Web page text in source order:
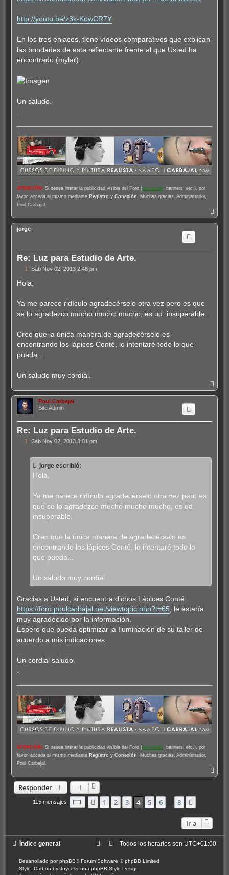
http://youtu.be/z3k-KowCR7Y
En los tres enlaces, tiene vídeos comparativos que explican
las bondades de este reflectante frente al que Usted ha
encontrado (mylar).
Un saludo.
.
ATENCIÓN : Si desea limitar la publicidad visible del Foro (hot-words , banners, etc.), por
favor, acceda al mismo mediante Registro y Conexión . Muchas gracias. Administrador,
Poul Carbajal.
r
r
jorge
Re: Luz para Estudio de Arte.
M
n
j
e
Sab Nov 02, 2013 2:48 pm
Hola,
Ya me parece ridículo agradecérselo otra vez pero es que
se lo agradezco mucho mucho mucho, es ud. insuperable.
Creo que la única manera de agradecérselo es
encontrando los lápices Conté, lo intentaré todo lo que
pueda...
Un saludo muy cordial.
r
r
Poul Carbajal
Site Admin
Re: Luz para Estudio de Arte.
M
s
Sab Nov 02, 2013 3:01 pm
jorge escribió:
Hola,
Ya me parece ridículo agradecérselo otra vez pero es
que se lo agradezco mucho mucho mucho, es ud.
insuperable.
Creo que la única manera de agradecérselo es
encontrando los lápices Conté, lo intentaré todo lo
que pueda...
Un saludo muy cordial.
Gracias a Usted, si encuentra dichos Lápices Conté:
https://foro.poulcarbajal.net/viewtopic.php?t=65 , le estaría
muy agradecido por la información.
Espero que pueda optimizar la Iluminación de su taller de
acuerdo a mis indicaciones.
Un cordial saludo.
ATENCIÓN : Si desea limitar la publicidad visible del Foro (hot-words , banners, etc.), por
favor, acceda al mismo mediante Registro y Conexión . Muchas gracias. Administrador,
Poul Carbajal.
r
Responder
115 mensajes Página de
Anterior
1 2 3 4 5 6 8
Ir a
Índice general Todos los horarios son UTC+01:00
Desarrollado porphpBB® Forum Software © phpBB Limited
Style: Carbon by Joyce&Luna phpBB-Style-Design